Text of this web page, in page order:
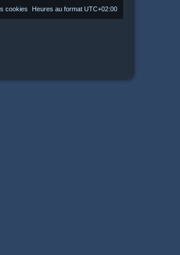
Heures au format UTC+02:00
cookies